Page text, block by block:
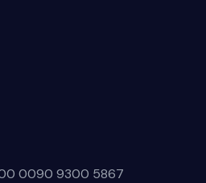
0090 9300 5867